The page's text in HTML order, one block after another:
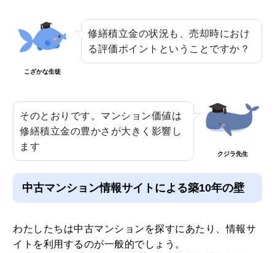
こざかな生徒
修繕積立金の状況も、売却時におけ
る評価ポイントということですか？
そのとおりです。マンション価値は
修繕積立金の豊かさが大きく影響し
ます
クジラ先生
中古マンション情報サイトによる築10年の壁
わたしたちは中古マンションを探すにあたり、情報サ
イトを利用するのが一般的でしょう。